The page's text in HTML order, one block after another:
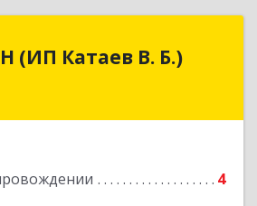
Катаев В. Б.)
4
(ИП Катаев В. Б.)
обл, Черемхово г, Ленина ул,